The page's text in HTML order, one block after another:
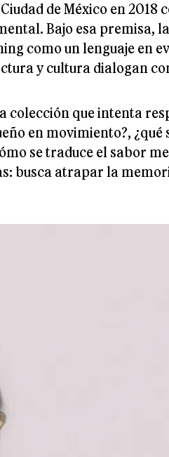
de México en 2018
Bajo esa premisa,
como un lenguaje en
y cultura dialogan
colección que intenta
en movimiento?, ¿qué
se traduce el sabor
busca atrapar la